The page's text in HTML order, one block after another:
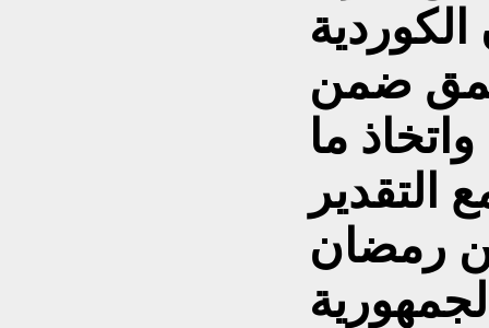
ضمن
ما
التقدير
رمضان